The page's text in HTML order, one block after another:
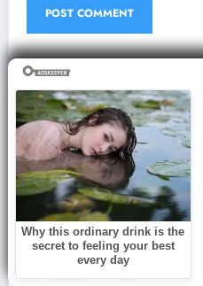
You May Have Missed
BLOG